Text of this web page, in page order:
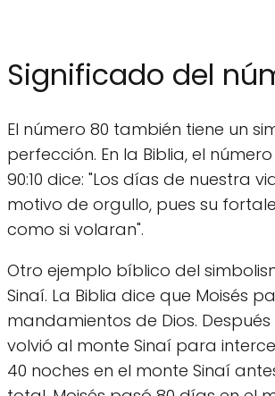
Significado del
El número 80 también tiene un
perfección. En la Biblia, el
90:10 dice: "Los días de nuestra
motivo de orgullo, pues su
como si volaran".
Otro ejemplo bíblico del
Sinaí. La Biblia dice que Moisés
mandamientos de Dios.
volvió al monte Sinaí para
40 noches en el monte Sinaí